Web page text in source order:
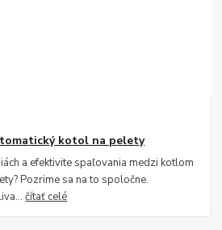
kotol na pelety
a efektivite spaľovania medzi kotlom
Pozrime sa na to spoločne.
čítať celé